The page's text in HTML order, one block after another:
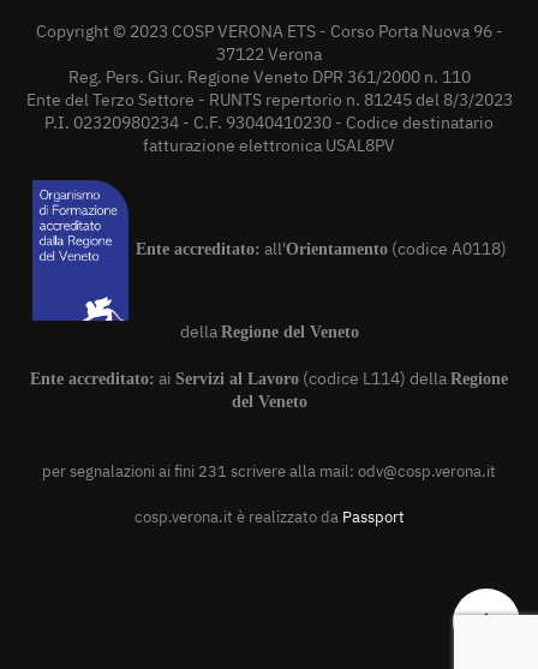
Copyright © 2023 COSP VERONA ETS - Corso Porta Nuova 96 -
37122 Verona
Reg. Pers. Giur. Regione Veneto DPR 361/2000 n. 110
Ente del Terzo Settore - RUNTS repertorio n. 81245 del 8/3/2023
P.I. 02320980234 - C.F. 93040410230 - Codice destinatario
fatturazione elettronica USAL8PV
Ente accreditato: all'Orientamento(codice A0118)
della Regione del Veneto
Ente accreditato: ai Servizi al Lavoro (codice L114) della Regione
del Veneto
per segnalazioni ai fini 231 scrivere alla mail: odv@cosp.verona.it
cosp.verona.it è realizzato da Passport